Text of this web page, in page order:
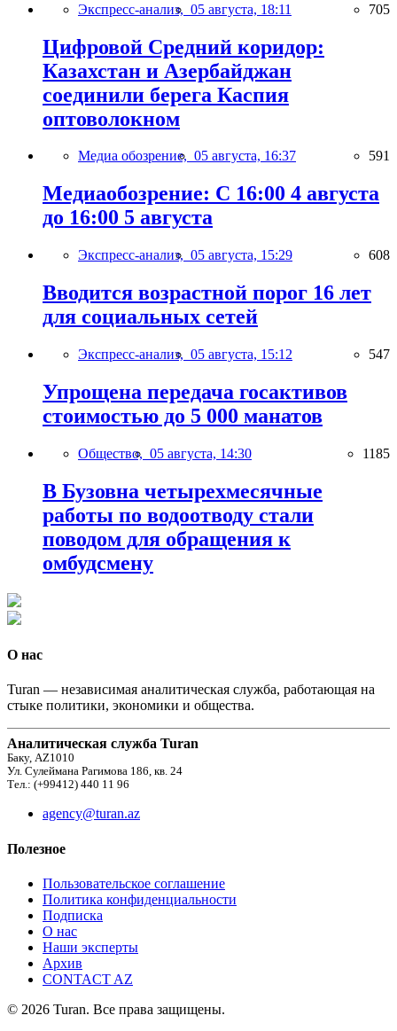
Экспресс-анализ, 05 августа, 18:11 705
Цифровой Средний коридор:
Казахстан и Азербайджан
соединили берега Каспия
оптоволокном
Медиа обозрение, 05 августа, 16:37 591
Медиаобозрение: С 16:00 4 августа
до 16:00 5 августа
Экспресс-анализ, 05 августа, 15:29 608
Вводится возрастной порог 16 лет
для социальных сетей
Экспресс-анализ, 05 августа, 15:12 547
Упрощена передача госактивов
стоимостью до 5 000 манатов
Общество, 05 августа, 14:30 1185
В Бузовна четырехмесячные
работы по водоотводу стали
поводом для обращения к
омбудсмену
О нас
Turan — независимая аналитическая служба, работающая на
стыке политики, экономики и общества.
Аналитическая служба Turan
Баку, AZ1010
Ул. Сулеймана Рагимова 186, кв. 24
Тел.: (+99412) 440 11 96
agency@turan.az
Полезное
Пользовательское соглашение
Политика конфиденциальности
Подписка
О нас
Наши эксперты
Архив
CONTACT AZ
© 2026 Turan. Все права защищены.